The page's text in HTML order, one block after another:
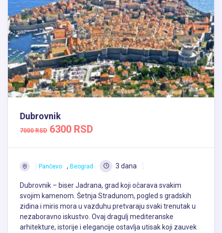
Dubrovnik
7000 RSD 6300 RSD
Pančevo , Beograd 3 dana
Dubrovnik – biser Jadrana, grad koji očarava svakim
svojim kamenom. Šetnja Stradunom, pogled s gradskih
zidina i miris mora u vazduhu pretvaraju svaki trenutak u
nezaboravno iskustvo. Ovaj dragulj mediteranske
arhitekture, istorije i elegancije ostavlja utisak koji zauvek